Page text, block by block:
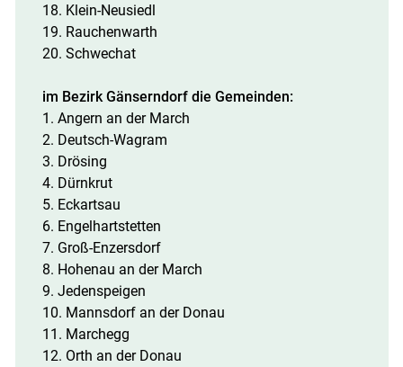
18. Klein-Neusiedl
19. Rauchenwarth
20. Schwechat
im Bezirk Gänserndorf die Gemeinden:
1. Angern an der March
2. Deutsch-Wagram
3. Drösing
4. Dürnkrut
5. Eckartsau
6. Engelhartstetten
7. Groß-Enzersdorf
8. Hohenau an der March
9. Jedenspeigen
10. Mannsdorf an der Donau
11. Marchegg
12. Orth an der Donau